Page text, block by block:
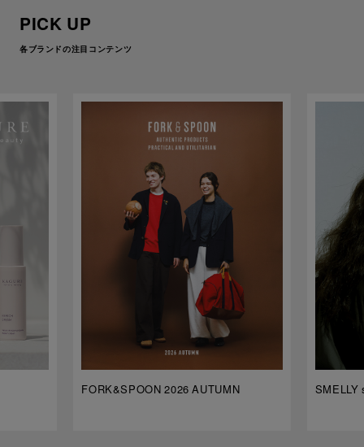
PICK UP
各ブランドの注目コンテンツ
FORK&SPOON 2026 AUTUMN SMELLY